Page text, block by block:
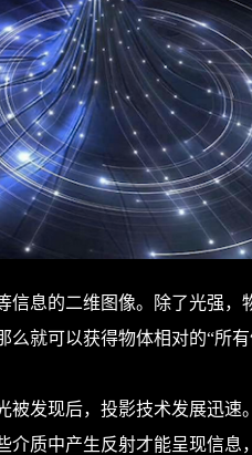
的二维图像。除了光强，
就可以获得物体相对的“
现后，投影技术发展迅速
质中产生反射才能呈现信